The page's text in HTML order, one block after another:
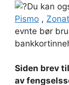
Du kan
Pismo ,
evnte bør
Siden brev
av